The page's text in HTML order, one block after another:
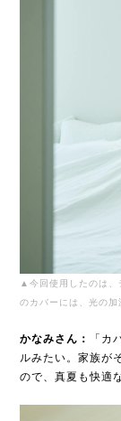
▲今回使用したのは、
のカバーには、光の加
かなみさん：
「カ
ルみたい。家族が
ので、真夏も快適